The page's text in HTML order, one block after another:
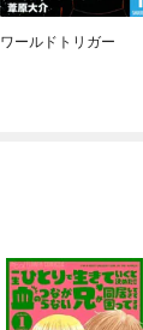
ワールドトリガー